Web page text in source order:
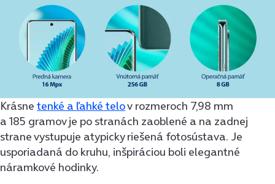
Krásne tenké a ľahké telov rozmeroch 7,98 mm
a 185 gramov je po stranách zaoblené a na zadnej
strane vystupuje atypicky riešená fotosústava. Je
usporiadaná do kruhu, inšpiráciou boli elegantné
náramkové hodinky.